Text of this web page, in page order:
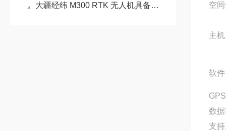
大疆经纬 M300 RTK 无人机具备六向定位避障
空
主机
软件
GPS
数
支